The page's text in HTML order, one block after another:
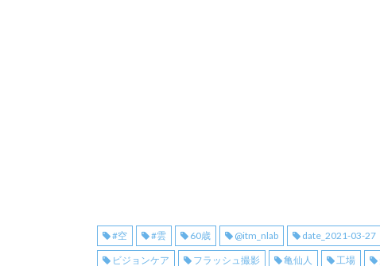
#空 #雲 60歳 @itm_nlab date_2021-03-27
ビジョンケア フラッシュ撮影 亀仙人 工場